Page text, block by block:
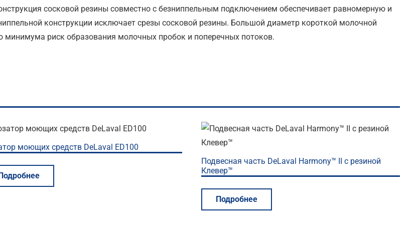
сосковой резины совместно с безниппельным подключением обеспечивает равномерную и
конструкции исключает срезы сосковой резины. Большой диаметр короткой молочной
минимума риск образования молочных пробок и поперечных потоков.
моющих средств DeLaval ED100
Подробнее
Подвесная часть DeLaval Harmony™ II с резиной
Клевер™
Подробнее